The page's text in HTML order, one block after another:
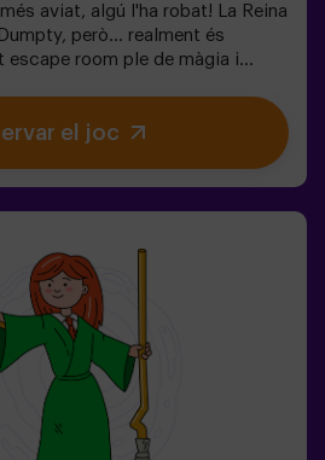
aviat, algú l'ha robat! La Reina
però... realment és
escape room ple de màgia i
els que li agraden al Barreter).🔹
icònics (compte amb la
el temps perdut abans que el
1 adult
monitor disponible (consulta
el joc